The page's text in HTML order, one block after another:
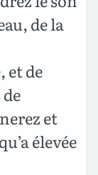
de la
et de
et
élevée